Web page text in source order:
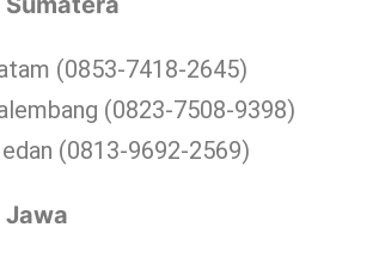
(0853-7418-2645)
(0823-7508-9398)
(0813-9692-2569)
Jawa